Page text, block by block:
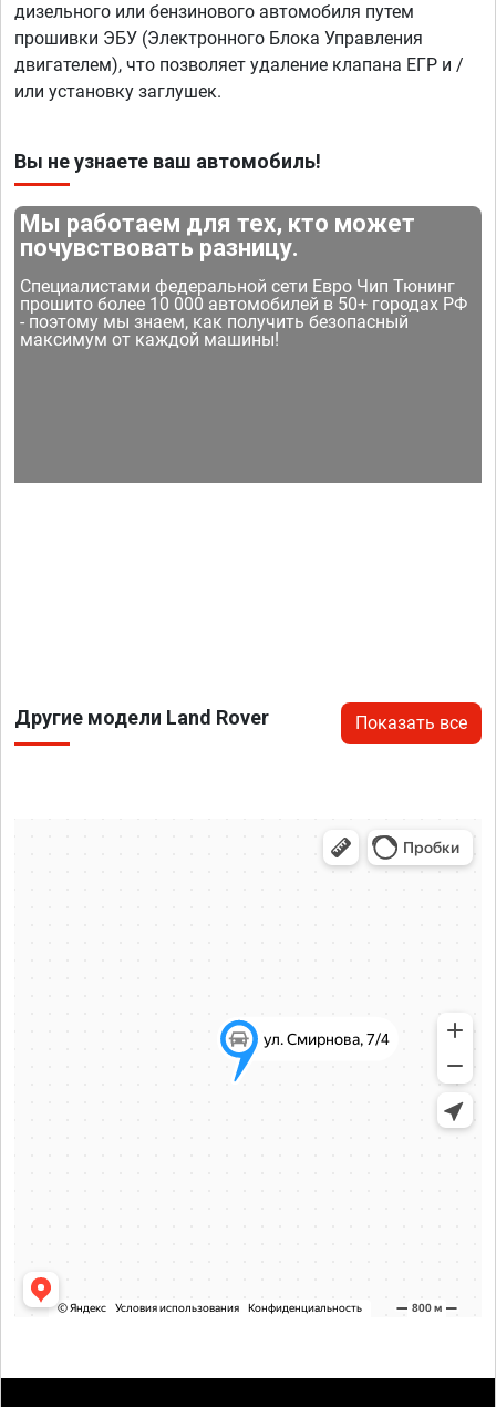
дизельного или бензинового автомобиля путем
прошивки ЭБУ (Электронного Блока Управления
двигателем), что позволяет удаление клапана ЕГР и /
или установку заглушек.
Вы не узнаете ваш автомобиль!
Мы работаем для тех, кто может
почувствовать разницу.
Специалистами федеральной сети Евро Чип Тюнинг
прошито более 10 000 автомобилей в 50+ городах РФ
- поэтому мы знаем, как получить безопасный
максимум от каждой машины!
Другие модели Land Rover Показать все